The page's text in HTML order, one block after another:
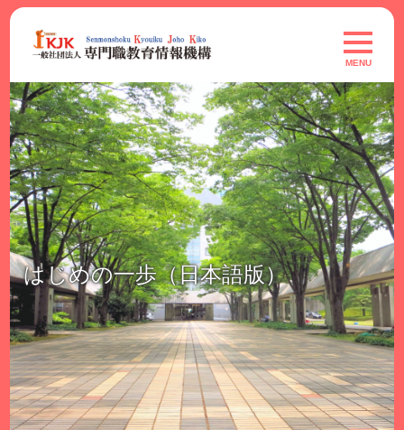
Skip
content
toggle
MENU
はじめの一歩（日本語版）